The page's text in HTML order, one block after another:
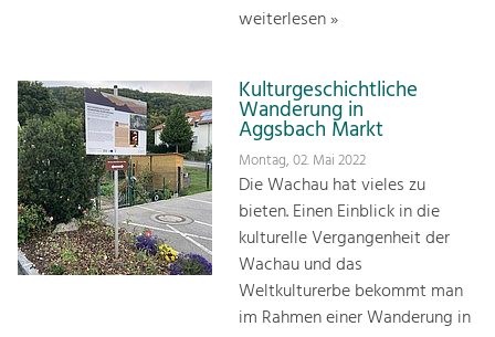
weiterlesen »
Kulturgeschichtliche
Wanderung in
Aggsbach Markt
Montag, 02. Mai 2022
Die Wachau hat vieles zu
bieten. Einen Einblick in die
kulturelle Vergangenheit der
Wachau und das
Weltkulturerbe bekommt man
im Rahmen einer Wanderung in